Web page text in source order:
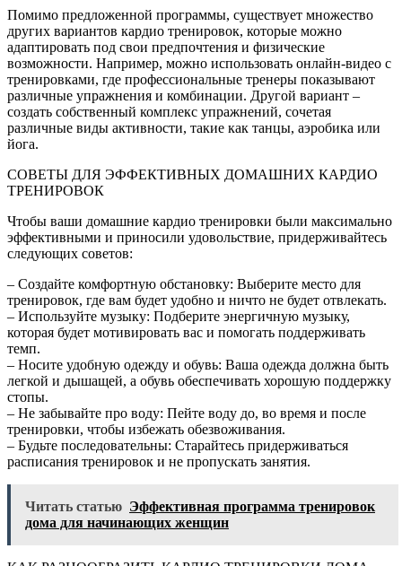
Помимо предложенной программы, существует множество
других вариантов кардио тренировок, которые можно
адаптировать под свои предпочтения и физические
возможности. Например, можно использовать онлайн-видео с
тренировками, где профессиональные тренеры показывают
различные упражнения и комбинации. Другой вариант –
создать собственный комплекс упражнений, сочетая
различные виды активности, такие как танцы, аэробика или
йога.
СОВЕТЫ ДЛЯ ЭФФЕКТИВНЫХ ДОМАШНИХ КАРДИО
ТРЕНИРОВОК
Чтобы ваши домашние кардио тренировки были максимально
эффективными и приносили удовольствие, придерживайтесь
следующих советов:
– Создайте комфортную обстановку: Выберите место для
тренировок, где вам будет удобно и ничто не будет отвлекать.
– Используйте музыку: Подберите энергичную музыку,
которая будет мотивировать вас и помогать поддерживать
темп.
– Носите удобную одежду и обувь: Ваша одежда должна быть
легкой и дышащей, а обувь обеспечивать хорошую поддержку
стопы.
– Не забывайте про воду: Пейте воду до, во время и после
тренировки, чтобы избежать обезвоживания.
– Будьте последовательны: Старайтесь придерживаться
расписания тренировок и не пропускать занятия.
Читать статью Эффективная программа тренировок
дома для начинающих женщин